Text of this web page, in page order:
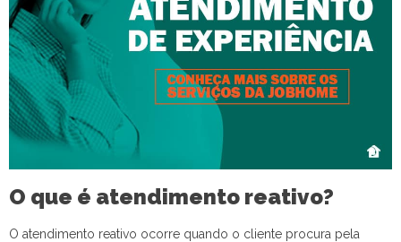
O que é atendimento reativo?
O atendimento reativo ocorre quando o cliente procura pela